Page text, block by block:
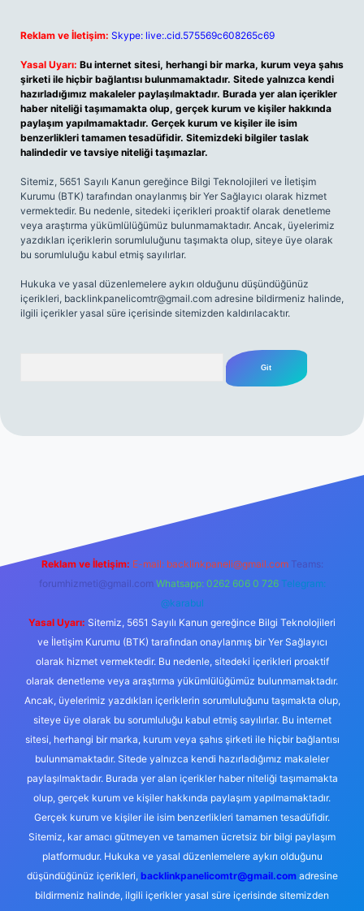
Reklam ve İletişim: Skype: live:.cid.575569c608265c69
Yasal Uyarı: Bu internet sitesi, herhangi bir marka, kurum veya şahıs
şirketi ile hiçbir bağlantısı bulunmamaktadır. Sitede yalnızca kendi
hazırladığımız makaleler paylaşılmaktadır. Burada yer alan içerikler
haber niteliği taşımamakta olup, gerçek kurum ve kişiler hakkında
paylaşım yapılmamaktadır. Gerçek kurum ve kişiler ile isim
benzerlikleri tamamen tesadüfidir. Sitemizdeki bilgiler taslak
halindedir ve tavsiye niteliği taşımazlar.
Sitemiz, 5651 Sayılı Kanun gereğince Bilgi Teknolojileri ve İletişim
Kurumu (BTK) tarafından onaylanmış bir Yer Sağlayıcı olarak hizmet
vermektedir. Bu nedenle, sitedeki içerikleri proaktif olarak denetleme
veya araştırma yükümlülüğümüz bulunmamaktadır. Ancak, üyelerimiz
yazdıkları içeriklerin sorumluluğunu taşımakta olup, siteye üye olarak
bu sorumluluğu kabul etmiş sayılırlar.
Hukuka ve yasal düzenlemelere aykırı olduğunu düşündüğünüz
içerikleri, backlinkpanelicomtr@gmail.com adresine bildirmeniz halinde,
ilgili içerikler yasal süre içerisinde sitemizden kaldırılacaktır.
Reklam ve İletişim: E-mail: backlinkpaneli@gmail.com Teams:
forumhizmeti@gmail.com Whatsapp: 0262 606 0 726 Telegram:
@karabul
Yasal Uyarı: Sitemiz, 5651 Sayılı Kanun gereğince Bilgi Teknolojileri
ve İletişim Kurumu (BTK) tarafından onaylanmış bir Yer Sağlayıcı
olarak hizmet vermektedir. Bu nedenle, sitedeki içerikleri proaktif
olarak denetleme veya araştırma yükümlülüğümüz bulunmamaktadır.
Ancak, üyelerimiz yazdıkları içeriklerin sorumluluğunu taşımakta olup,
siteye üye olarak bu sorumluluğu kabul etmiş sayılırlar. Bu internet
sitesi, herhangi bir marka, kurum veya şahıs şirketi ile hiçbir bağlantısı
bulunmamaktadır. Sitede yalnızca kendi hazırladığımız makaleler
paylaşılmaktadır. Burada yer alan içerikler haber niteliği taşımamakta
olup, gerçek kurum ve kişiler hakkında paylaşım yapılmamaktadır.
Gerçek kurum ve kişiler ile isim benzerlikleri tamamen tesadüfidir.
Sitemiz, kar amacı gütmeyen ve tamamen ücretsiz bir bilgi paylaşım
platformudur. Hukuka ve yasal düzenlemelere aykırı olduğunu
düşündüğünüz içerikleri, backlinkpanelicomtr@gmail.comadresine
bildirmeniz halinde, ilgili içerikler yasal süre içerisinde sitemizden